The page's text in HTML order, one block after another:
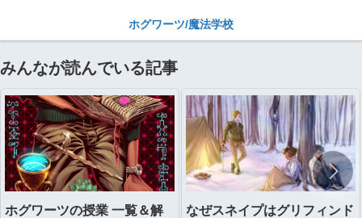
ホグワーツ/魔法学校
みんなが読んでいる記事
ホグワーツの授業 一覧＆解
なぜスネイプはグリフィンド